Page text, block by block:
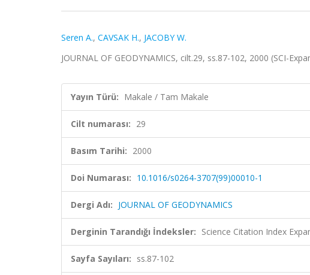
Seren A., CAVSAK H., JACOBY W.
JOURNAL OF GEODYNAMICS, cilt.29, ss.87-102, 2000 (SCI-
Yayın Türü: Makale / Tam Makale
Cilt numarası: 29
Basım Tarihi: 2000
Doi Numarası: 10.1016/s0264-3707(99)00010-1
Dergi Adı: JOURNAL OF GEODYNAMICS
Derginin Tarandığı İndeksler: Science Citation Index
Sayfa Sayıları: ss.87-102